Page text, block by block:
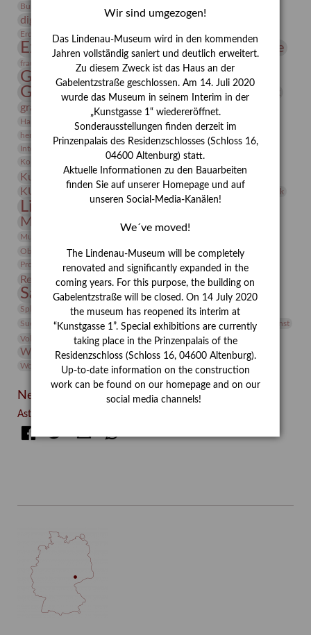
Burg Posterstein
digitallabor Entartete Kunst
Enteignung
Erdmann Julius Dietrich
Erlebnisportal estrusker Exlibris
Expressionismus Festrede Florenz Fotografie
frauen Frauen in der Antike und heute
Gerhard-Altenbourg-Preis
Gerhard Altenbourg
Gerhard Kurt Müller
grafische sammlung griechische Mythologie
Hanns-Conon von der Gabelentz Heinrich Kirchhoff Heldinnen
herman de vries Humboldt
Insekten
Integriertes Schädlingsmanagement
Jahresempfang
Jubiläum
Kolosseum
Kooperationsausstellung Korkmodelle Kunst
Kunstmuseum Kunstvermittlung
KUNSTWAND Künstler Künstlerin Lehmbruck
Lindenau-Museum
Museumsgeschichte Museumsnacht
Museumspädagogik
Objekt im Fokus
Paul Klee Peter Schnürpel Phelloplastik
Pohlhof
Provenienz
Provenienzforschung
Restaurierung Restitution Rudi Lesser Ruth Wolf-Rehfeld
Sammlung Samstagszeichner Skulptur
Sonderausstellung
Sphinx
studio Studio Bildende Kunst
studioDIGITAL
Suermondt-Ludwig-Museum
Vermittlung Video
Videokunst
Volontariat
Walter Rheiner Weihnachten Werefkin
Werkbetrachtung Winter Wissenschaft
Wolf and Dog
Wolf und Hund
Zirkuswoche
Neueste Beiträge
Asta Gröting: Wolf and Dog (2021)
Wir sind umgezogen!
Das Lindenau-Museum wird in den kommenden
Jahren vollständig saniert und deutlich erweitert.
Zu diesem Zweck ist das Haus an der
Gabelentzstraße geschlossen. Am 14. Juli 2020
wurde das Museum in seinem Interim in der
„Kunstgasse 1“ wiedereröffnet.
Sonderausstellungen finden derzeit im
Prinzenpalais des Residenzschlosses (Schloss 16,
04600 Altenburg) statt.
Aktuelle Informationen zu den Bauarbeiten
finden Sie auf unserer Homepage und auf
unseren Social-Media-Kanälen!
We´ve moved!
The Lindenau-Museum will be completely
renovated and significantly expanded in the
coming years. For this purpose, the building on
Gabelentzstraße will be closed. On 14 July 2020
the museum has reopened its interim at
“Kunstgasse 1”. Special exhibitions are currently
taking place in the Prinzenpalais of the
Residenzschloss (Schloss 16, 04600 Altenburg).
Up-to-date information on the construction
work can be found on our homepage and on our
social media channels!